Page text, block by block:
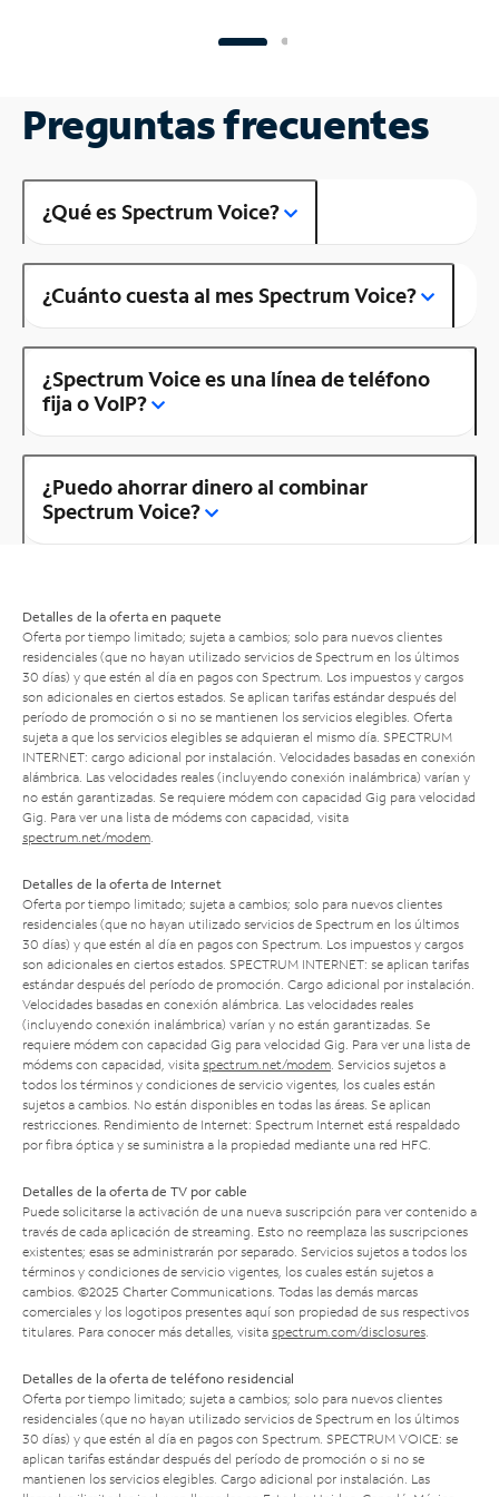
Preguntas frecuentes
¿Qué es Spectrum Voice?
¿Cuánto cuesta al mes Spectrum Voice?
¿Spectrum Voice es una línea de teléfono
fija o VoIP?
¿Puedo ahorrar dinero al combinar
Spectrum Voice?
Detalles de la oferta en paquete
Oferta por tiempo limitado; sujeta a cambios; solo para nuevos clientes
residenciales (que no hayan utilizado servicios de Spectrum en los últimos
30 días) y que estén al día en pagos con Spectrum. Los impuestos y cargos
son adicionales en ciertos estados. Se aplican tarifas estándar después del
período de promoción o si no se mantienen los servicios elegibles. Oferta
sujeta a que los servicios elegibles se adquieran el mismo día. SPECTRUM
INTERNET: cargo adicional por instalación. Velocidades basadas en conexión
alámbrica. Las velocidades reales (incluyendo conexión inalámbrica) varían y
no están garantizadas. Se requiere módem con capacidad Gig para velocidad
Gig. Para ver una lista de módems con capacidad, visita
spectrum.net/modem
Detalles de la oferta de Internet
Oferta por tiempo limitado; sujeta a cambios; solo para nuevos clientes
residenciales (que no hayan utilizado servicios de Spectrum en los últimos
30 días) y que estén al día en pagos con Spectrum. Los impuestos y cargos
son adicionales en ciertos estados. SPECTRUM INTERNET: se aplican tarifas
estándar después del período de promoción. Cargo adicional por instalación.
Velocidades basadas en conexión alámbrica. Las velocidades reales
(incluyendo conexión inalámbrica) varían y no están garantizadas. Se
requiere módem con capacidad Gig para velocidad Gig. Para ver una lista de
módems con capacidad, visita spectrum.net/modem . Servicios sujetos a
todos los términos y condiciones de servicio vigentes, los cuales están
sujetos a cambios. No están disponibles en todas las áreas. Se aplican
restricciones. Rendimiento de Internet: Spectrum Internet está respaldado
por fibra óptica y se suministra a la propiedad mediante una red HFC.
Detalles de la oferta de TV por cable
Puede solicitarse la activación de una nueva suscripción para ver contenido a
través de cada aplicación de streaming. Esto no reemplaza las suscripciones
existentes; esas se administrarán por separado. Servicios sujetos a todos los
términos y condiciones de servicio vigentes, los cuales están sujetos a
cambios. ©2025 Charter Communications. Todas las demás marcas
comerciales y los logotipos presentes aquí son propiedad de sus respectivos
titulares. Para conocer más detalles, visita spectrum.com/disclosures
Detalles de la oferta de teléfono residencial
Oferta por tiempo limitado; sujeta a cambios; solo para nuevos clientes
residenciales (que no hayan utilizado servicios de Spectrum en los últimos
30 días) y que estén al día en pagos con Spectrum. SPECTRUM VOICE: se
aplican tarifas estándar después del período de promoción o si no se
mantienen los servicios elegibles. Cargo adicional por instalación. Las